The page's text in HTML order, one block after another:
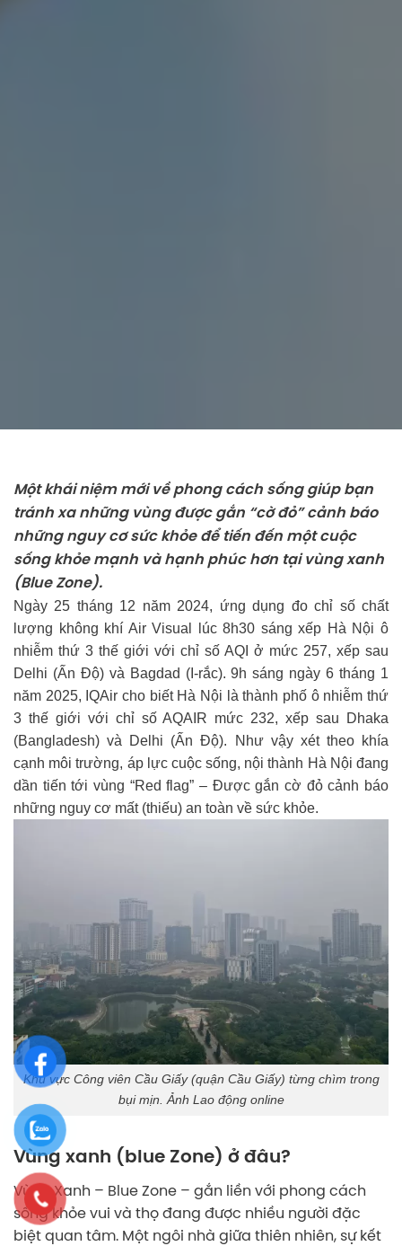
Một khái niệm mới về phong cách sống giúp bạn
tránh xa những vùng được gắn “cờ đỏ” cảnh báo
những nguy cơ sức khỏe để tiến đến một cuộc
sống khỏe mạnh và hạnh phúc hơn tại vùng xanh
(Blue Zone).
Ngày 25 tháng 12 năm 2024, ứng dụng đo chỉ số chất
lượng không khí Air Visual lúc 8h30 sáng xếp Hà Nội ô
nhiễm thứ 3 thế giới với chỉ số AQI ở mức 257, xếp sau
Delhi (Ấn Độ) và Bagdad (I-rắc). 9h sáng ngày 6 tháng 1
năm 2025, IQAir cho biết Hà Nội là thành phố ô nhiễm thứ
3 thế giới với chỉ số AQAIR mức 232, xếp sau Dhaka
(Bangladesh) và Delhi (Ấn Độ). Như vậy xét theo khía
cạnh môi trường, áp lực cuộc sống, nội thành Hà Nội đang
dần tiến tới vùng “Red flag” – Được gắn cờ đỏ cảnh báo
những nguy cơ mất (thiếu) an toàn về sức khỏe.
Khu vực Công viên Cầu Giấy (quận Cầu Giấy) từng chìm trong
bụi mịn. Ảnh Lao động online
Vùng xanh (blue Zone) ở đâu?
Vùng Xanh – Blue Zone – gắn liền với phong cách
sống khỏe vui và thọ đang được nhiều người đặc
biệt quan tâm. Một ngôi nhà giữa thiên nhiên, sự kết